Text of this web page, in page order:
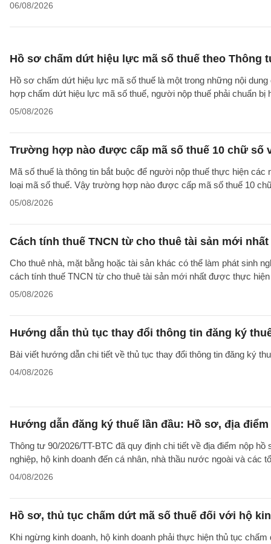
06/08/2026
Hồ sơ chấm dứt hiệu lực mã số thuế theo Thông
Hồ sơ chấm dứt hiệu lực mã số thuế là một trong những nội
hợp chấm dứt hiệu lực mã số thuế, người nộp thuế phải chuẩn bị
05/08/2026
Trường hợp nào được cấp mã số thuế 10 chữ số
Mã số thuế là thông tin bắt buộc để người nộp thuế thực hiện
loại mã số thuế. Vậy trường hợp nào được cấp mã số thuế 10
05/08/2026
Cách tính thuế TNCN từ cho thuê tài sản mới nhất
Cho thuê nhà, mặt bằng hoặc tài sản khác có thể làm phát sinh
cách tính thuế TNCN từ cho thuê tài sản mới nhất được thực
05/08/2026
Hướng dẫn thủ tục thay đổi thông tin đăng ký
Bài viết hướng dẫn chi tiết về thủ tục thay đổi thông tin đăng ký
04/08/2026
Hướng dẫn đăng ký thuế lần đầu: Hồ sơ, địa
Thông tư 90/2026/TT-BTC đã quy định chi tiết về địa điểm nộp
nghiệp, hộ kinh doanh đến cá nhân, nhà thầu nước ngoài và các
04/08/2026
Hồ sơ, thủ tục chấm dứt mã số thuế đối với hộ
Khi ngừng kinh doanh, hộ kinh doanh phải thực hiện thủ tục